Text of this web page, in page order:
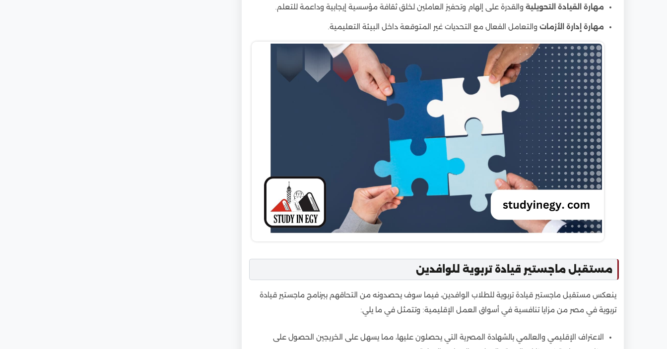
مهارة القيادة التحويلية والقدرة على إلهام وتحفيز العاملين لخلق ثقافة مؤسسية إيجابية وداعمة للتعلم.
مهارة إدارة الأزمات والتعامل الفعال مع التحديات غير المتوقعة داخل البيئة التعليمية.
مستقبل ماجستير قيادة تربوية للوافدين
ينعكس مستقبل ماجستير قيادة تربوية للطلاب الوافدين، فيما سوف يحصدونه من التحاقهم ببرنامج ماجستير قيادة
تربوية في مصر من مزايا تنافسية في أسواق العمل الإقليمية: وتتمثل في ما يلي:
الاعتراف الإقليمي والعالمي بالشهادة المصرية التي يحصلون عليها، مما يسهل على الخريجين الحصول على